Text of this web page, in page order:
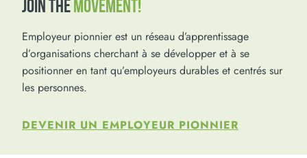
JOIN THEMOVEMENT!
Employeur pionnier est un réseau d’apprentissage
d’organisations cherchant à se développer et à se
positionner en tant qu’employeurs durables et centrés sur
les personnes.
DEVENIR UN EMPLOYEUR PIONNIER